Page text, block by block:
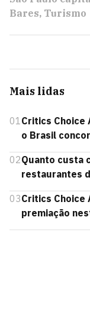
Bares Turismo
Mais lidas
01Critics Choice
o Brasil
02Quanto custa
restaurantes
03Critics Choice
premiação